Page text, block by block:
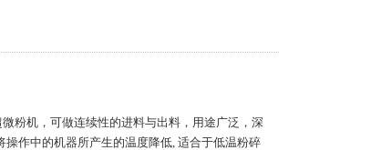
粉机，可做连续性的进料与出料，用途广泛，深
作中的机器所产生的温度降低, 适合于低温粉碎